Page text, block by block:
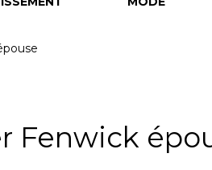
Fenwick